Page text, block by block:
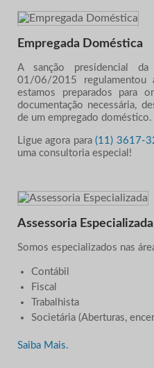
Empregada Doméstica
A sanção presidencial
01/06/2015 regulamentou
estamos preparados para
documentação necessária,
de um empregado doméstico.
Ligue agora para(11) 3617-
uma consultoria especial!
Assessoria Especializada
Somos especializados nas
Contábil
Fiscal
Trabalhista
Societária (Aberturas,
Saiba Mais.